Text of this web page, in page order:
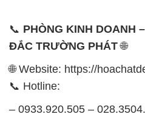
SẢN PHẨM TƯƠNG TỰ